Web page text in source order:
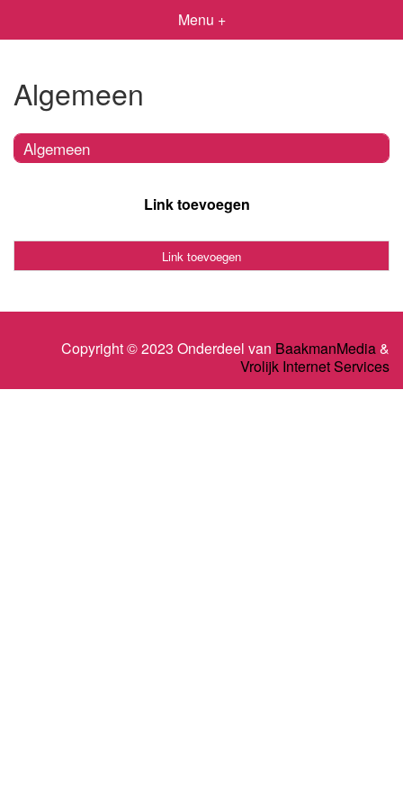
Menu +
Algemeen
Algemeen
Link toevoegen
Link toevoegen
Copyright © 2023 Onderdeel van BaakmanMedia&
Vrolijk Internet Services